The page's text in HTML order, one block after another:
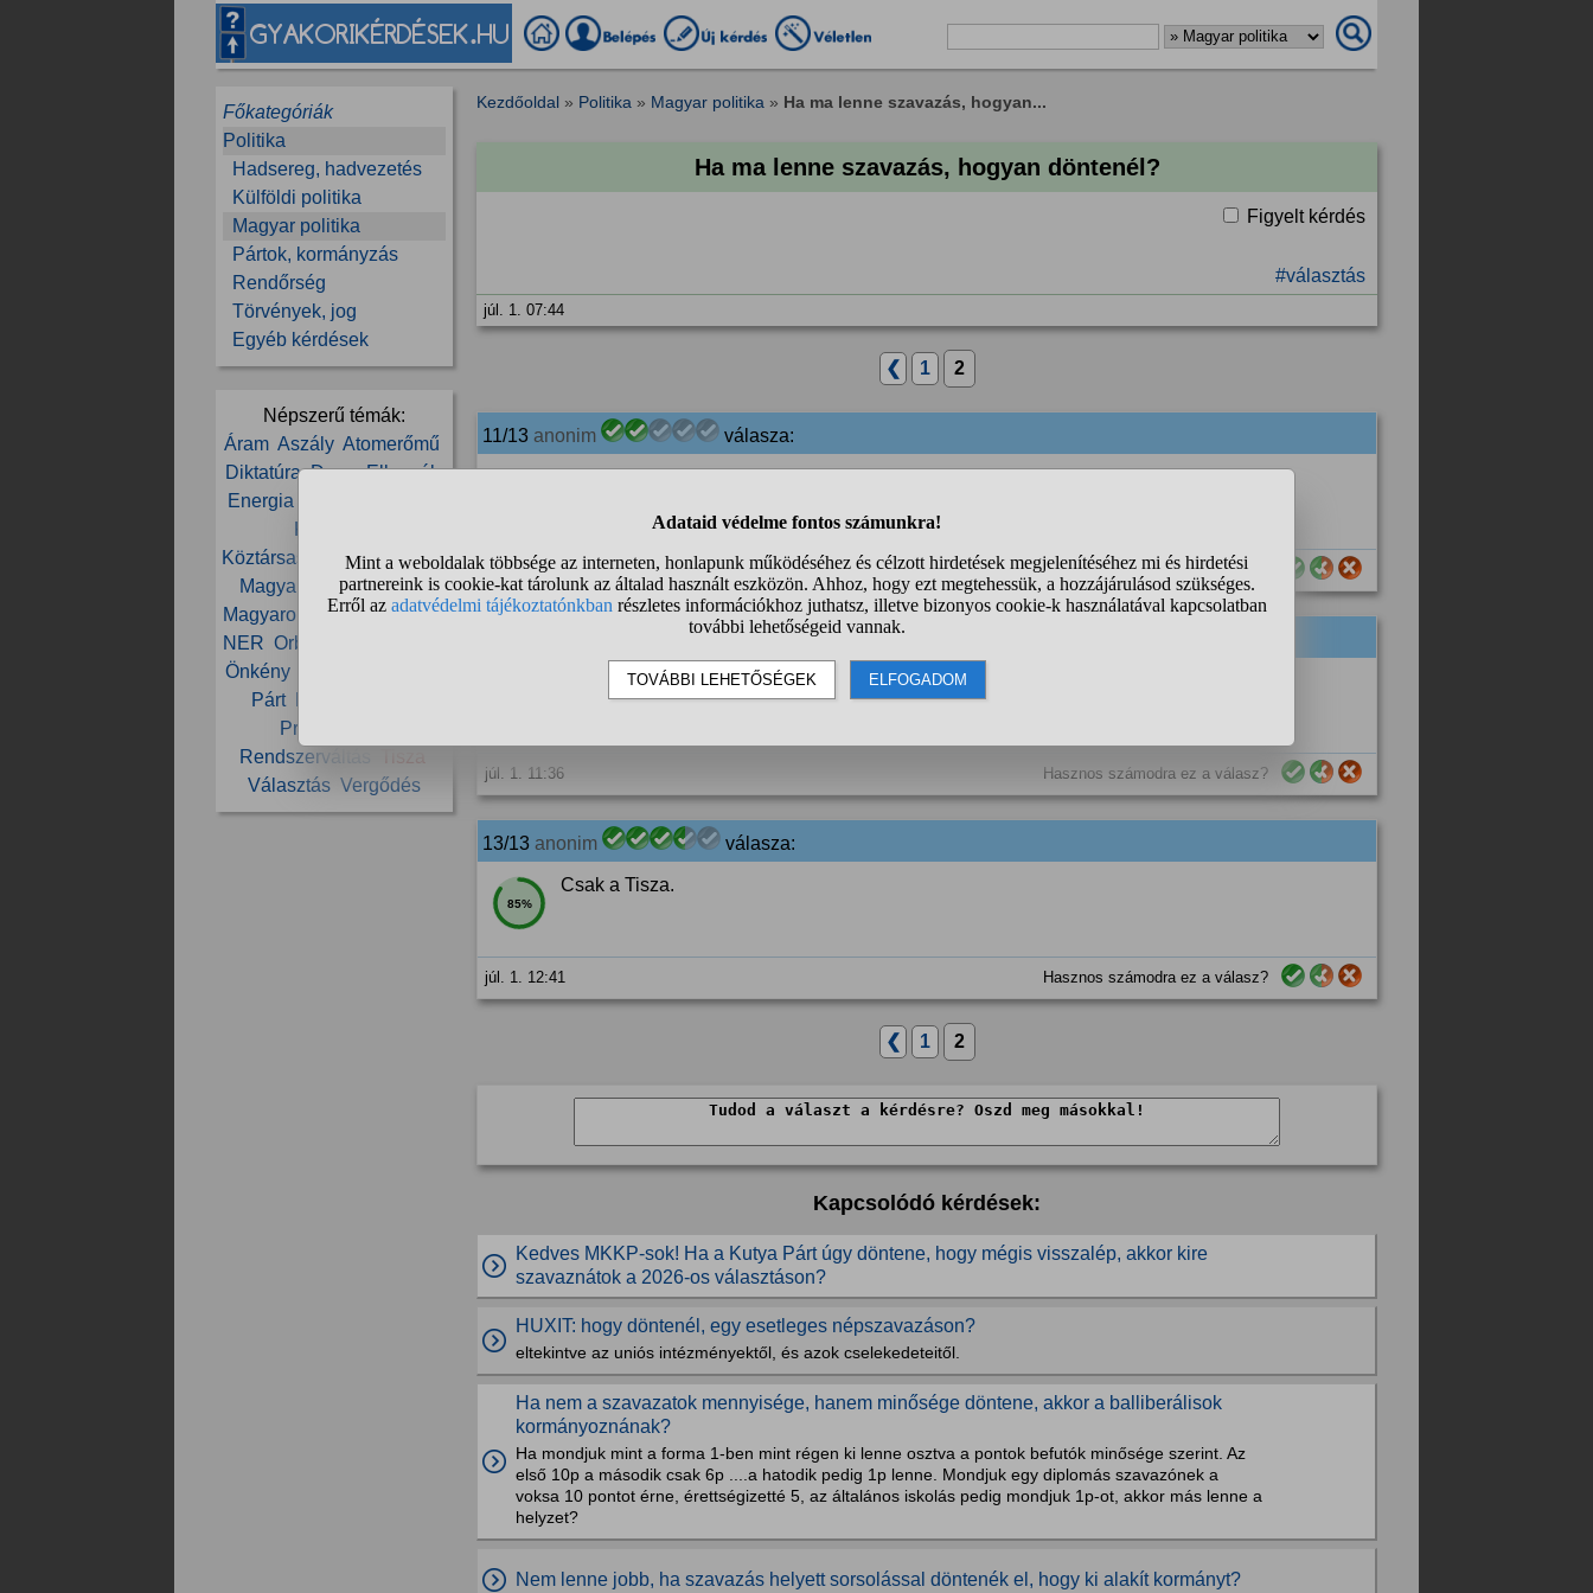
Főkategóriák
Politika
Hadsereg, hadvezetés
Külföldi politika
Magyar politika
Pártok, kormányzás
Rendőrség
Törvények, jog
Egyéb kérdések
Népszerű témák:
Áram Aszály Atomerőmű
Diktatúra Duna Ellenzék
Energia
Köztársasági elnök Maffia
Magyar
Magyar Péter
Magyarország Mi Hazánk
NER Orbán
Önkény
Párt
Propaganda
Rendszerváltás
Választás Vergődés
Kezdőoldal » Politika » Magyar politika » Ha ma lenne szavazás, hogyan...
Ha ma lenne szavazás, hogyan döntenél?
Figyelt kérdés
#választás
júl. 1. 07:44
❮ 1 2
11/13 anonim válasza:
júl. 1. 09:22 Hasznos számodra ez a válasz?
válasza:
Mindig megborzongok az örömtől, hogy a Tisza nyert. Olyan jó látni az intézkedéseit.
júl. 1. 11:36 Hasznos számodra ez a válasz?
13/13 anonim válasza:
85%
Csak a Tisza.
júl. 1. 12:41 Hasznos számodra ez a válasz?
❮ 1 2
Kapcsolódó kérdések:
Kedves MKKP-sok! Ha a Kutya Párt úgy döntene, hogy mégis visszalép, akkor kire
szavaznátok a 2026-os választáson?
HUXIT: hogy döntenél, egy esetleges népszavazáson?
eltekintve az uniós intézményektől, és azok cselekedeteitől.
Ha nem a szavazatok mennyisége, hanem minősége döntene, akkor a balliberálisok
kormányoznának?
Ha mondjuk mint a forma 1-ben mint régen ki lenne osztva a pontok befutók minősége szerint. Az
első 10p a második csak 6p ....a hatodik pedig 1p lenne. Mondjuk egy diplomás szavazónek a
voksa 10 pontot érne, érettségizetté 5, az általános iskolás pedig mondjuk 1p-ot, akkor más lenne a
helyzet?
Nem lenne jobb, ha szavazás helyett sorsolással döntenék el, hogy ki alakít kormányt?